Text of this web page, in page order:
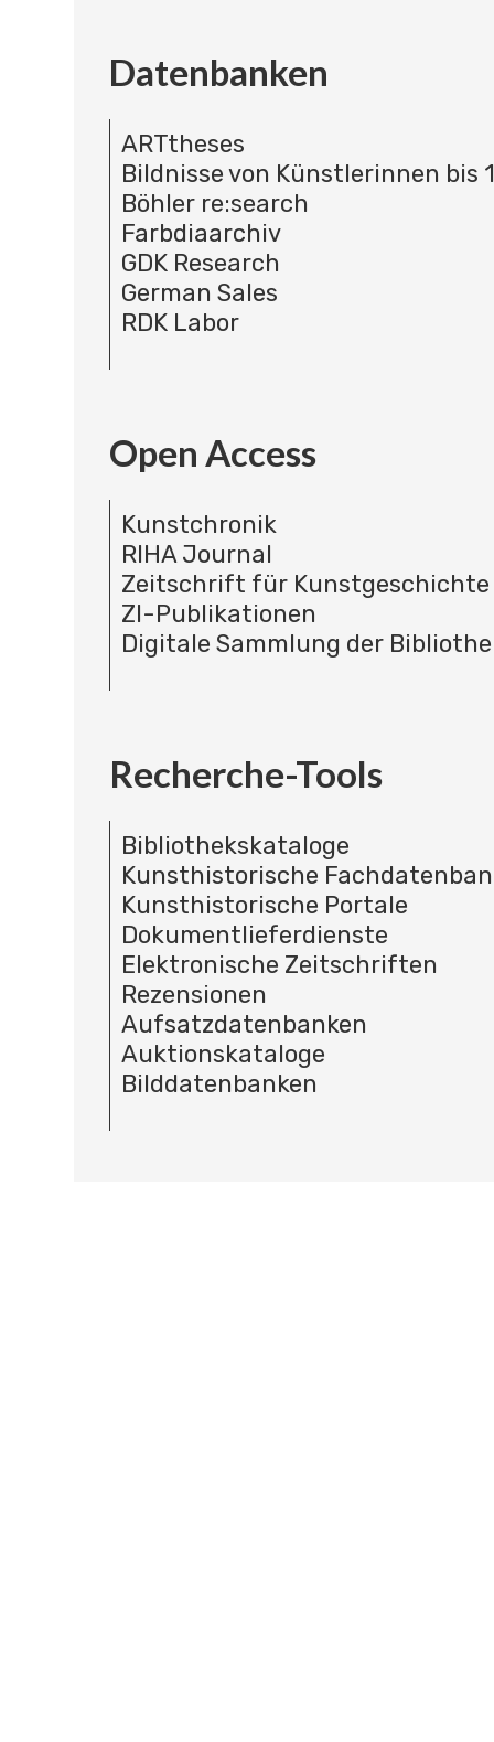
Datenbanken
ARTtheses
Bildnisse von Künstlerinnen bis
Böhler re:search
Farbdiaarchiv
GDK Research
German Sales
RDK Labor
Open Access
Kunstchronik
RIHA Journal
Zeitschrift für Kunstgeschichte
ZI-Publikationen
Digitale Sammlung der
Recherche-Tools
Bibliothekskataloge
Kunsthistorische
Kunsthistorische Portale
Dokumentlieferdienste
Elektronische Zeitschriften
Rezensionen
Aufsatzdatenbanken
Auktionskataloge
Bilddatenbanken